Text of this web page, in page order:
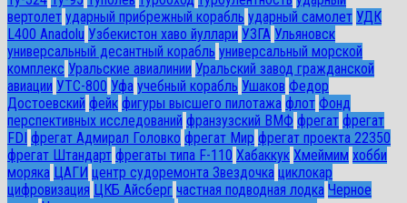
вертолет ударный прибрежный корабль ударный самолет УДК
L400 Anadolu Узбекистон хаво йуллари УЗГА Ульяновск
универсальный десантный корабль универсальный морской
комплекс Уральские авиалинии Уральский завод гражданской
авиации УТС-800 Уфа учебный корабль Ушаков Федор
Достоевский фейк фигуры высшего пилотажа флот Фонд
перспективных исследований франзузский ВМФ фрегат фрегат
FDI фрегат Адмирал Головко фрегат Мир фрегат проекта 22350
фрегат Штандарт фрегаты типа F-110 Хабаккук Хмеймим хобби
моряка ЦАГИ центр судоремонта Звездочка циклокар
цифровизация ЦКБ Айсберг частная подводная лодка Черное